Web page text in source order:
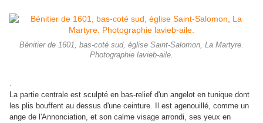
Bénitier de 1601, bas-coté sud, église Saint-Salomon, La Martyre.
Photographie lavieb-aile.
La partie centrale est sculpté en bas-relief d'un angelot en tunique dont
les plis bouffent au dessus d'une ceinture. Il est agenouillé, comme un
ange de l'Annonciation, et son calme visage arrondi, ses yeux en